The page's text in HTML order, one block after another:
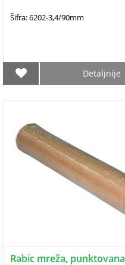
Šifra: 6202-3,4/90mm
Detaljnije
Rabic mreža, punktovana